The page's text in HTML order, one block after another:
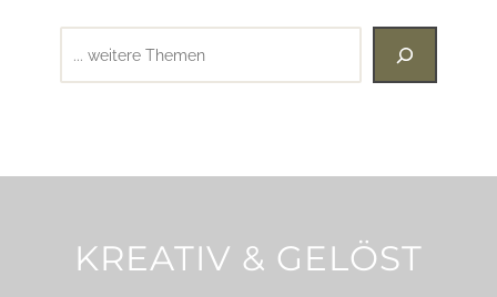
KREATIV & GELÖST